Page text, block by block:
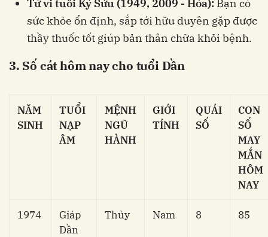
Tử vi tuổi Kỷ Sửu (1949, 2009 - Hỏa): Bạn có
sức khỏe ổn định, sắp tới hữu duyên gặp được
thầy thuốc tốt giúp bản thân chữa khỏi bệnh.
3. Số cát hôm nay cho tuổi Dần
NĂM
SINH
TUỔI
NẠP
ÂM
MỆNH
NGŨ
HÀNH
GIỚI
TÍNH
QUÁI
SỐ
CON
SỐ
MAY
MẮN
HÔM
NAY
1974
Giáp
Dần
Thủy Nam 8 85